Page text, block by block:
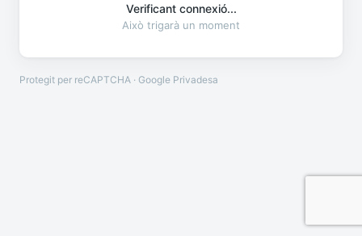
Verificant connexió...
Això trigarà un moment
Protegit per reCAPTCHA · Google Privadesa